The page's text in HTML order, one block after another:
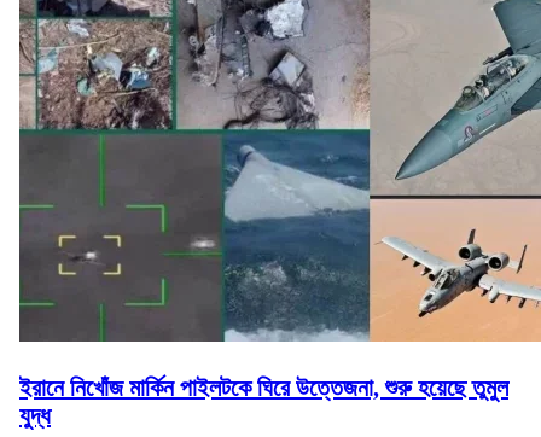
ইরানে নিখোঁজ মার্কিন পাইলটকে ঘিরে উত্তেজনা, শুরু হয়েছে তুমুল
যুদ্ধ